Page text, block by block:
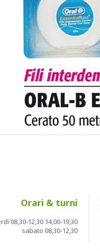
Orari & turni
08,30-12,30 14,00-19,30
sabato 08,30-12,30